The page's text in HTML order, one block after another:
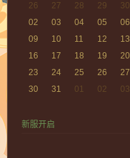
26
27 28 29 30
02
03 04 05 06
09
10 11 12 13
16
17 18 19 20
23
24 25 26 27
30
31 01 02 03
新服开启